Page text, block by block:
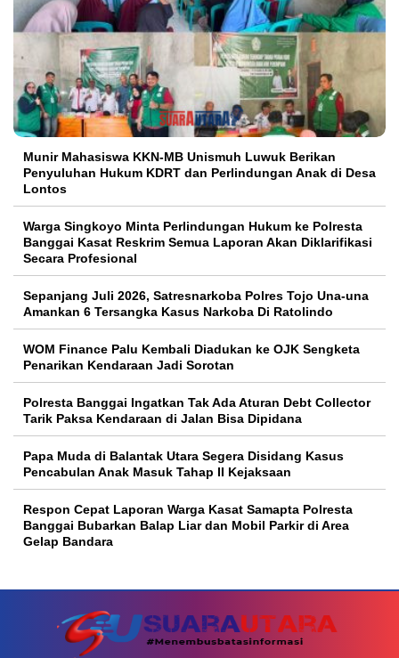
Munir Mahasiswa KKN-MB Unismuh Luwuk Berikan
Penyuluhan Hukum KDRT dan Perlindungan Anak di Desa
Lontos
Warga Singkoyo Minta Perlindungan Hukum ke Polresta
Banggai Kasat Reskrim Semua Laporan Akan Diklarifikasi
Secara Profesional
Sepanjang Juli 2026, Satresnarkoba Polres Tojo Una-una
Amankan 6 Tersangka Kasus Narkoba Di Ratolindo
WOM Finance Palu Kembali Diadukan ke OJK Sengketa
Penarikan Kendaraan Jadi Sorotan
Polresta Banggai Ingatkan Tak Ada Aturan Debt Collector
Tarik Paksa Kendaraan di Jalan Bisa Dipidana
Papa Muda di Balantak Utara Segera Disidang Kasus
Pencabulan Anak Masuk Tahap II Kejaksaan
Respon Cepat Laporan Warga Kasat Samapta Polresta
Banggai Bubarkan Balap Liar dan Mobil Parkir di Area
Gelap Bandara